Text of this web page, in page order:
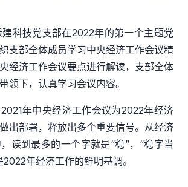
建科技党支部在2022年的第一个主题党
支部全体成员学习中央经济工作会议精
经济工作会议要点进行解读，支部全体
领下，认真学习会议内容。
2021年中央经济工作会议为2022年经济
出部署，释放出多个重要信号。 从经济
读到最多的一个字就是“稳”，“稳字当
年经济工作的鲜明基调。